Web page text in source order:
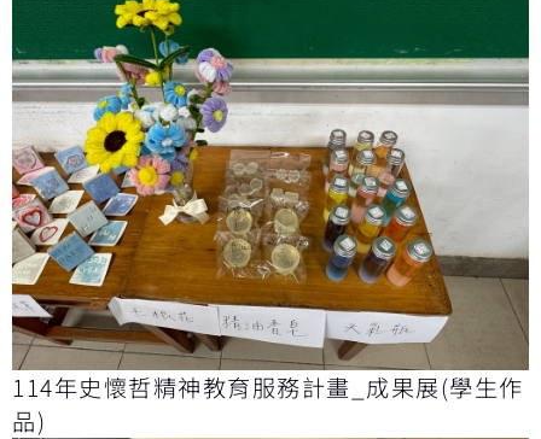
114年史懷哲精神教育服務計畫_成果展(學生作
品)